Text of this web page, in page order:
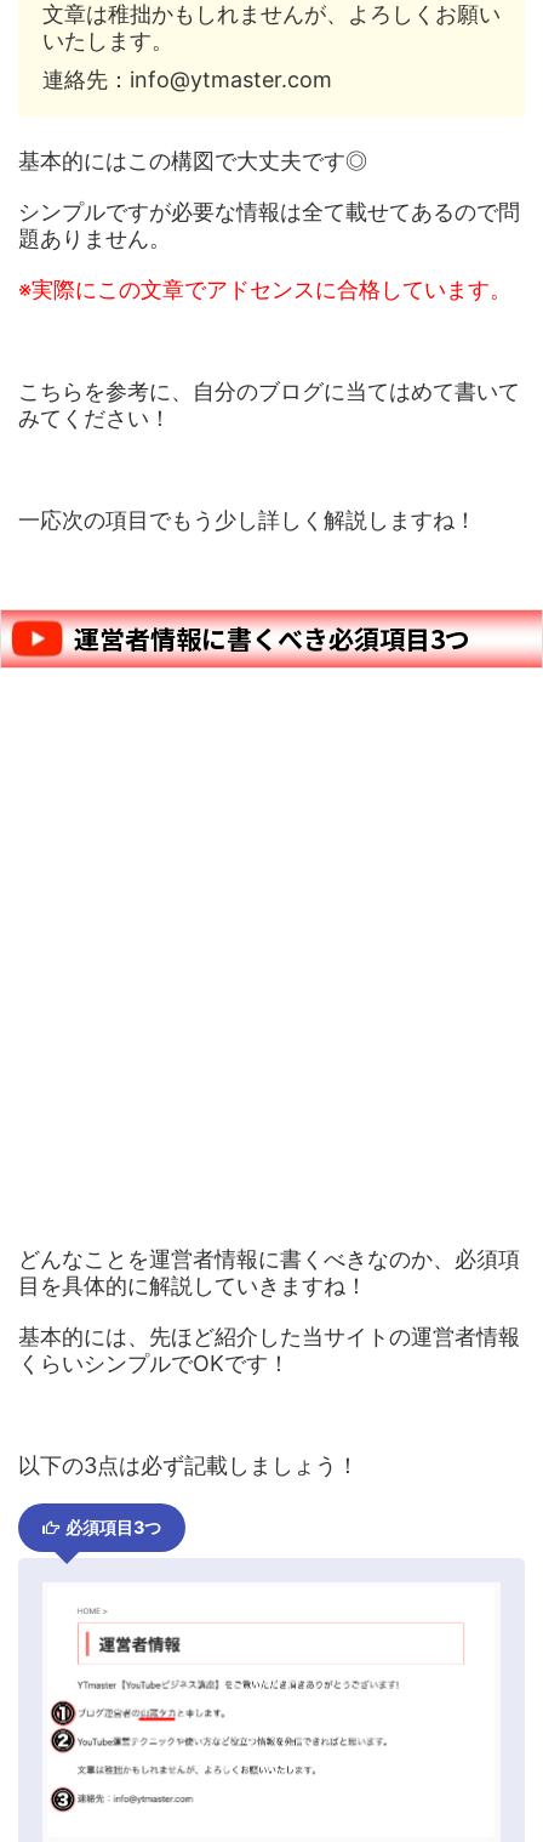
文章は稚拙かもしれませんが、よろしくお願い
いたします。
連絡先：info@ytmaster.com
基本的にはこの構図で大丈夫です◎
シンプルですが必要な情報は全て載せてあるので問
題ありません。
※実際にこの文章でアドセンスに合格しています。
こちらを参考に、自分のブログに当てはめて書いて
みてください！
一応次の項目でもう少し詳しく解説しますね！
運営者情報に書くべき必須項目3つ
どんなことを運営者情報に書くべきなのか、必須項
目を具体的に解説していきますね！
基本的には、先ほど紹介した当サイトの運営者情報
くらいシンプルでOKです！
以下の3点は必ず記載しましょう！
必須項目3つ